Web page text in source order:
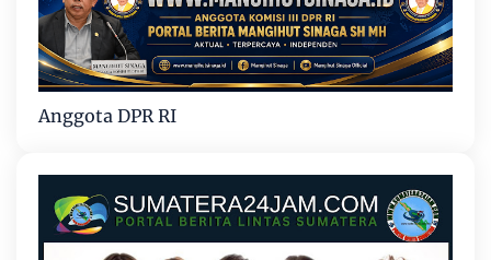
Anggota DPR RI